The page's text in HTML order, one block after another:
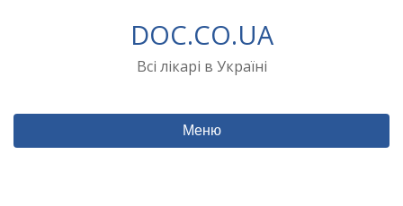
DOC.CO.UA
Всі лікарі в Україні
Меню